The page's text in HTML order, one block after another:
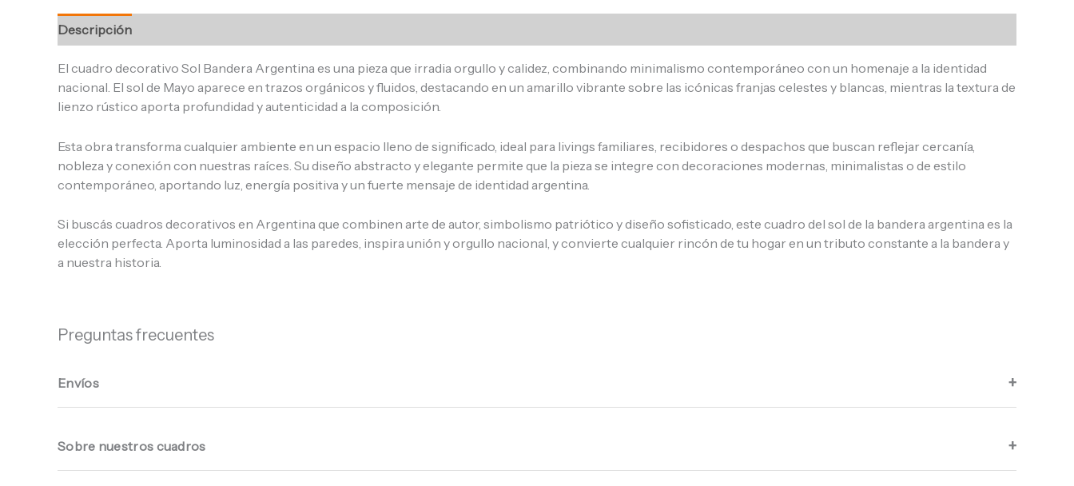
Descripción
El cuadro decorativo Sol Bandera Argentina es una pieza que irradia orgullo y calidez, combinando minimalismo contemporáneo con un homenaje a la identidad
nacional. El sol de Mayo aparece en trazos orgánicos y fluidos, destacando en un amarillo vibrante sobre las icónicas franjas celestes y blancas, mientras la textura de
lienzo rústico aporta profundidad y autenticidad a la composición.
Esta obra transforma cualquier ambiente en un espacio lleno de significado, ideal para livings familiares, recibidores o despachos que buscan reflejar cercanía,
nobleza y conexión con nuestras raíces. Su diseño abstracto y elegante permite que la pieza se integre con decoraciones modernas, minimalistas o de estilo
contemporáneo, aportando luz, energía positiva y un fuerte mensaje de identidad argentina.
Si buscás cuadros decorativos en Argentina que combinen arte de autor, simbolismo patriótico y diseño sofisticado, este cuadro del sol de la bandera argentina es la
elección perfecta. Aporta luminosidad a las paredes, inspira unión y orgullo nacional, y convierte cualquier rincón de tu hogar en un tributo constante a la bandera y
a nuestra historia.
Preguntas frecuentes
Envíos
Sobre nuestros cuadros